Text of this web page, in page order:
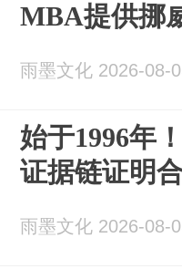
MBA提供挪
雨墨文化 2026-08-
始于1996年
证据链证明
雨墨文化 2026-08-